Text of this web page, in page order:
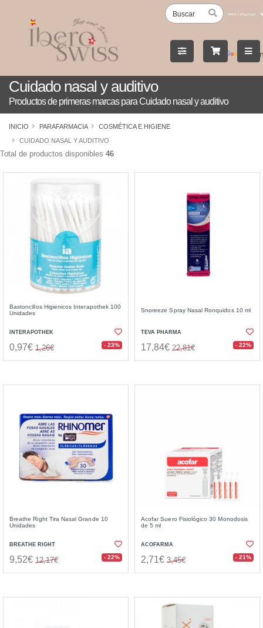
by
Cuidado nasal y auditivo
Productos de primeras marcas para Cuidado nasal y auditivo
INICIO PARAFARMACIA
COSMÉTICA E HIGIENE
CUIDADO NASAL Y AUDITIVO
Total de productos disponibles 46
Bastoncillos Higienicos Interapothek 100
Unidades
INTERAPOTHEK
0,97€ 1,26€ - 23%
Snoreeze Spray Nasal Ronquidos 10 ml
TEVA PHARMA
17,84€ 22,81€ - 22%
Breathe Right Tira Nasal Grande 10
Unidades
BREATHE RIGHT
9,52€ 12,17€ - 22%
Acofar Suero Fisiológico 30 Monodosis
de 5 ml
ACOFARMA
2,71€ 3,45€ - 21%